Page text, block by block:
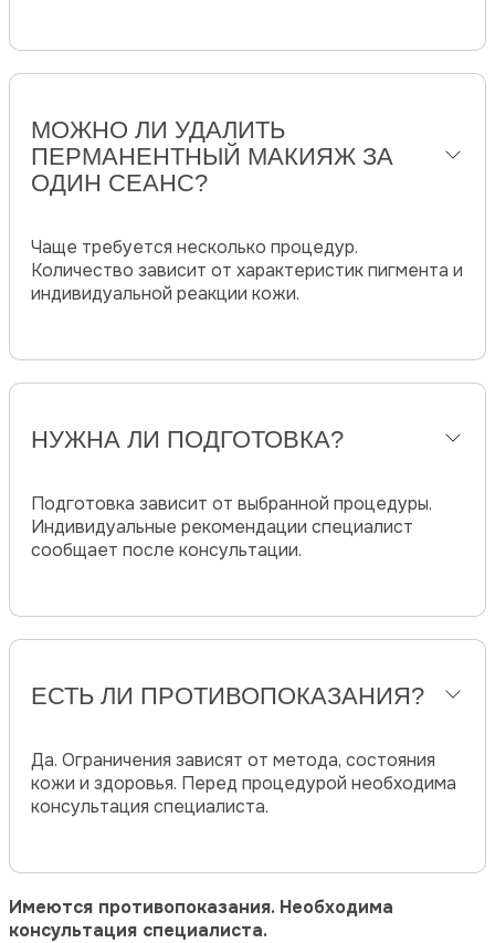
МОЖНО ЛИ УДАЛИТЬ
ПЕРМАНЕНТНЫЙ МАКИЯЖ ЗА
ОДИН СЕАНС?
Чаще требуется несколько процедур.
Количество зависит от характеристик пигмента и
индивидуальной реакции кожи.
НУЖНА ЛИ ПОДГОТОВКА?
Подготовка зависит от выбранной процедуры.
Индивидуальные рекомендации специалист
сообщает после консультации.
ЕСТЬ ЛИ ПРОТИВОПОКАЗАНИЯ?
Да. Ограничения зависят от метода, состояния
кожи и здоровья. Перед процедурой необходима
консультация специалиста.
Имеются противопоказания. Необходима
консультация специалиста.